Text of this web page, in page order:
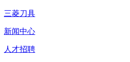
三菱刀具
新闻中心
人才招聘